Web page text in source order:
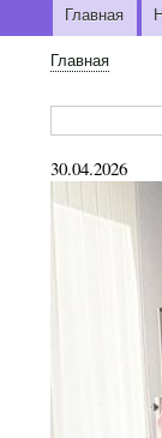
Основная
навигация
Главная
Строка
навигации
Главная
Поиск
30.04.2026